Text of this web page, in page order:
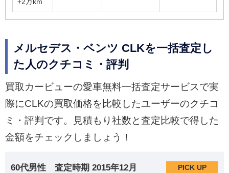
+2万km
メルセデス・ベンツ CLKを一括査定し
た人のクチコミ・評判
買取カービューの愛車無料一括査定サービスで実
際にCLKの買取価格を比較したユーザーのクチコ
ミ・評判です。見積もり社数と査定比較で得した
金額をチェックしましょう！
60代男性 査定時期 2015年12月 PICK UP